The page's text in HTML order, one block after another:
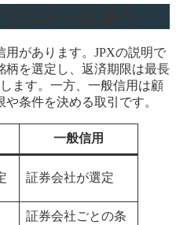
があります。JPXの説明で
柄を選定し、返済期限は最長
ます。一方、一般信用は顧
条件を決める取引です。
一般信用
証券会社が選定
証券会社ごとの条